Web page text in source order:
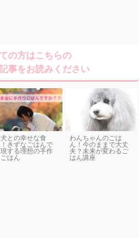
の方はこちらの
事をお読みください
との幸せな食
きずなごはんで
する理想の手作
はん
わんちゃんのごは
ん！今のままで大丈
夫？未来が変わるご
はん講座